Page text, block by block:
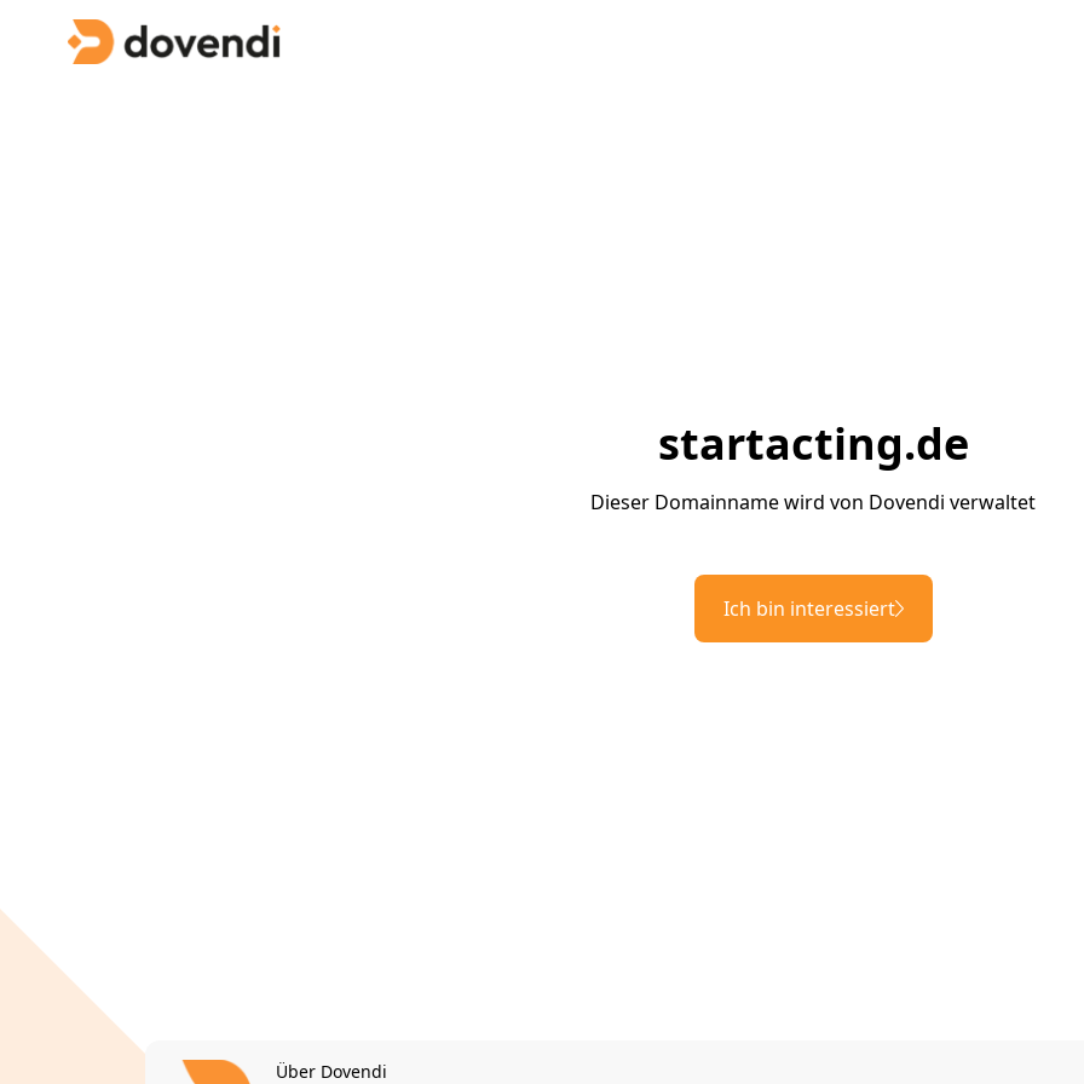
startacting.de
Dieser Domainname wird von Dovendi verwaltet
Ich bin interessiert
Über Dovendi